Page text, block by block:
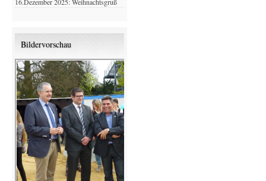
Bildervorschau